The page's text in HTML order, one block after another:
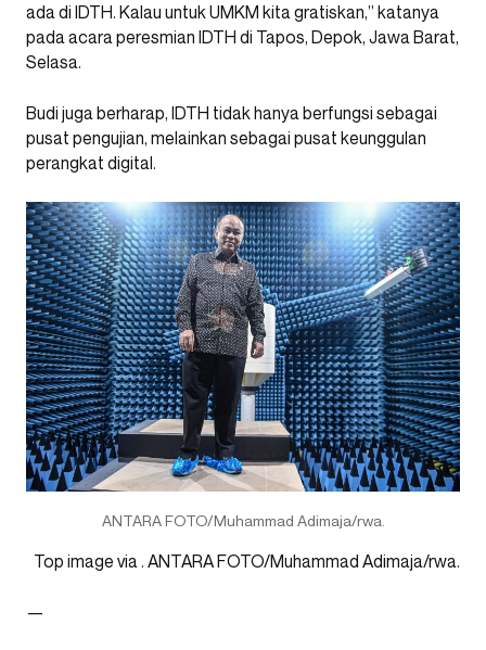
ada di IDTH. Kalau untuk UMKM kita gratiskan,” katanya
pada acara peresmian IDTH di Tapos, Depok, Jawa Barat,
Selasa.
Budi juga berharap, IDTH tidak hanya berfungsi sebagai
pusat pengujian, melainkan sebagai pusat keunggulan
perangkat digital.
ANTARA FOTO/Muhammad Adimaja/rwa.
Top image via . ANTARA FOTO/Muhammad Adimaja/rwa.
—